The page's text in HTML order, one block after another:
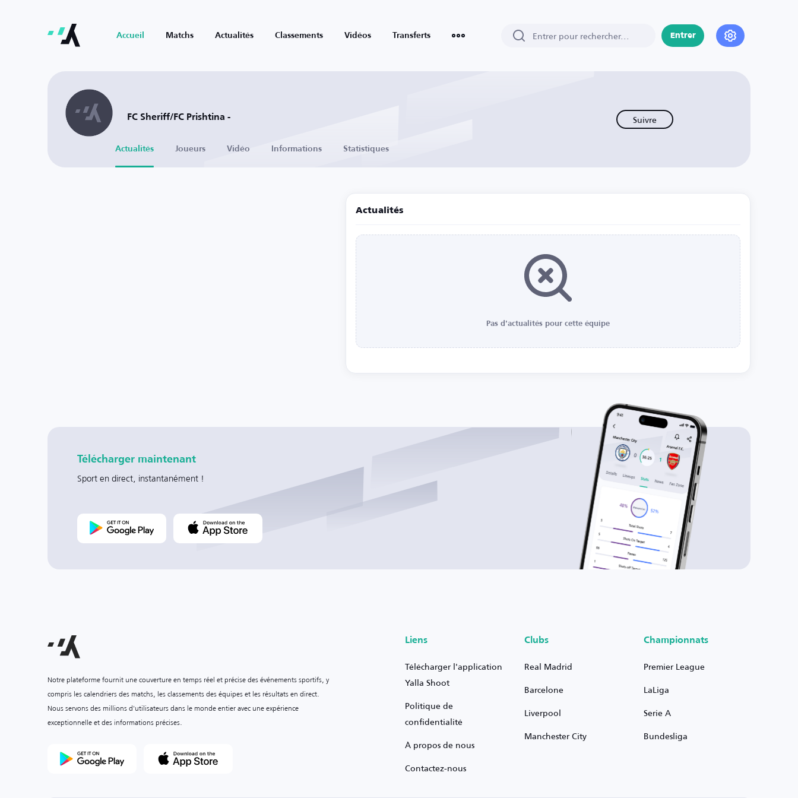
Accueil Matchs Actualités Classements Vidéos Transferts Entrer
FC Sheriff/FC Prishtina - Suivre
Actualités Joueurs Vidéo Informations Statistiques
Actualités
Pas d'actualités pour cette équipe
Télécharger maintenant
Sport en direct, instantanément !
Notre plateforme fournit une couverture en temps réel et précise des événements sportifs, y
compris les calendriers des matchs, les classements des équipes et les résultats en direct.
Nous servons des millions d'utilisateurs dans le monde entier avec une expérience
exceptionnelle et des informations précises.
Liens
Télécharger l'application
Yalla Shoot
Politique de
confidentialité
À propos de nous
Contactez-nous
Clubs
Real Madrid
Barcelone
Liverpool
Manchester City
Championnats
Premier League
LaLiga
Serie A
Bundesliga